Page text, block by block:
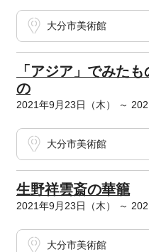
大分市美術館
「アジア」でみた
の
2021年9月23日（木） ～
大分市美術館
生野祥雲斎の華籠
2021年9月23日（木） ～
大分市美術館